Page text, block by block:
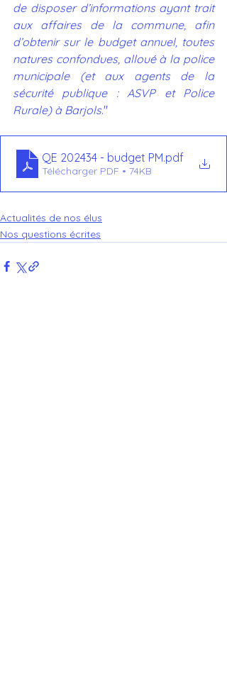
de disposer d’informations ayant trait
aux affaires de la commune, afin
d’obtenir sur le budget annuel, toutes
natures confondues, alloué à la police
municipale (et aux agents de la
sécurité publique : ASVP et Police
Rurale) à Barjols."
QE 202434 - budget PM.pdf
Télécharger PDF • 74KB
Actualités de nos élus
Nos questions écrites